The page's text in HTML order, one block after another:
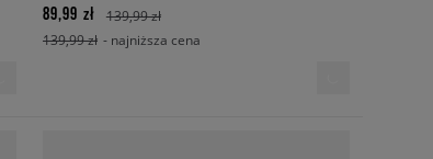
89,99 zł
139,99 zł
139,99 zł - najniższa cena